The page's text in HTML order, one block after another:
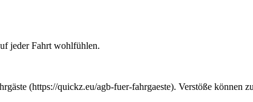
jeder Fahrt wohlfühlen.
(https://quickz.eu/agb-fuer-fahrgaeste). Verstöße können